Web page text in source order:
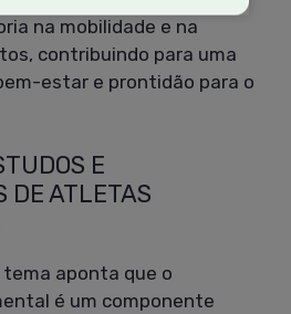
na mobilidade e na
contribuindo para uma
estar e prontidão para o
E
DE ATLETAS
aponta que o
é um componente